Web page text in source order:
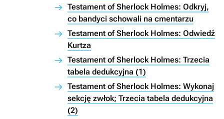
Testament of Sherlock Holmes: Odkryj,
co bandyci schowali na cmentarzu
Testament of Sherlock Holmes: Odwiedź
Kurtza
Testament of Sherlock Holmes: Trzecia
tabela dedukcyjna (1)
Testament of Sherlock Holmes: Wykonaj
sekcję zwłok; Trzecia tabela dedukcyjna
(2)